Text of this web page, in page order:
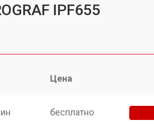
IPF655
Цена
бесплатно